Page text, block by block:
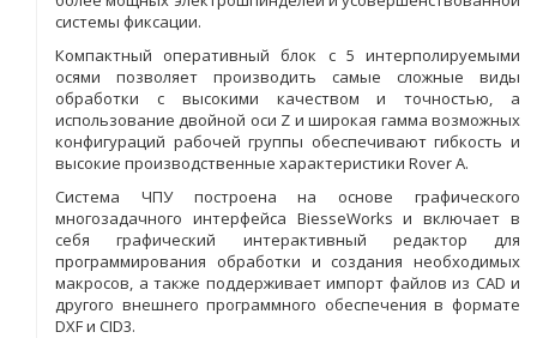
системы фиксации.
Компактный оперативный блок с 5 интерполируемыми
осями позволяет производить самые сложные виды
обработки с высокими качеством и точностью, а
использование двойной оси Z и широкая гамма возможных
конфигураций рабочей группы обеспечивают гибкость и
высокие производственные характеристики Rover А.
Система ЧПУ построена на основе графического
многозадачного интерфейса BiesseWorks и включает в
себя графический интерактивный редактор для
программирования обработки и создания необходимых
макросов, а также поддерживает импорт файлов из CAD и
другого внешнего программного обеспечения в формате
DXF и CID3.